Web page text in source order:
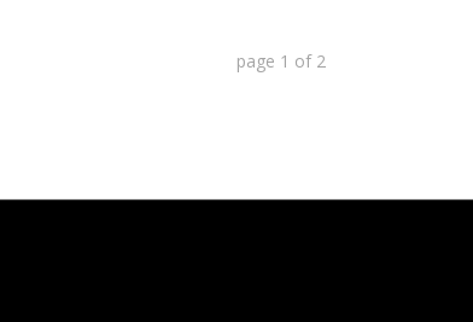
page 1 of 2